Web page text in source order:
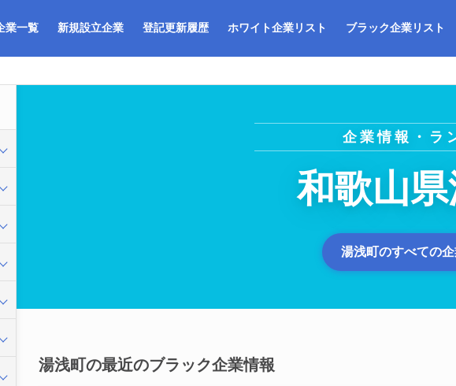
業一覧 新規設立企業 登記更新履歴 ホワイト企業リスト ブラック企業リスト
企業情報・ラ
和歌山
湯浅町のすべての
湯浅町の最近のブラック企業情報